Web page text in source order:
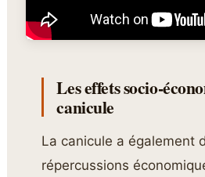
Les effets socio-
canicule
La canicule a également
répercussions